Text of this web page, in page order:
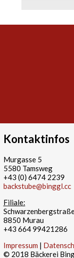
Kontaktinfos
Murgasse 5
5580 Tamsweg
+43 (0) 6474 2239
backstube@binggl.cc
Filiale:
8850 Murau
+43 664 99421286
Impressum |
© 2018 Bäckerei